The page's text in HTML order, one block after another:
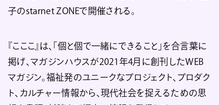
子のstarnet ZONEで開催される。
『こここ』は、「個と個で一緒にできること」を合言葉に
掲げ、マガジンハウスが2021年4月に創刊したWEB
マガジン。福祉発のユニークなプロジェクト、プロダク
ト、カルチャー情報から、現代社会を捉えるための思